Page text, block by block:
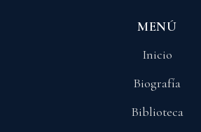
MENÚ
Inicio
Biografía
Biblioteca